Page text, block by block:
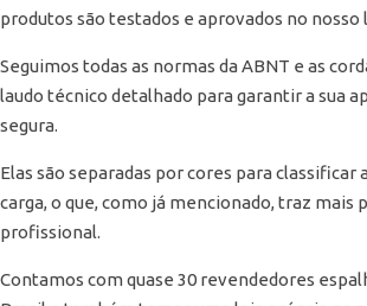
produtos são testados e aprovados no
Seguimos todas as normas da ABNT e as
laudo técnico detalhado para garantir a sua
segura.
Elas são separadas por cores para classificar
carga, o que, como já mencionado, traz mais
profissional.
Contamos com quase 30 revendedores